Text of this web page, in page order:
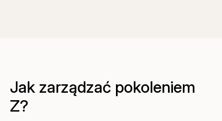
Jak zarządzać pokoleniem
Z?